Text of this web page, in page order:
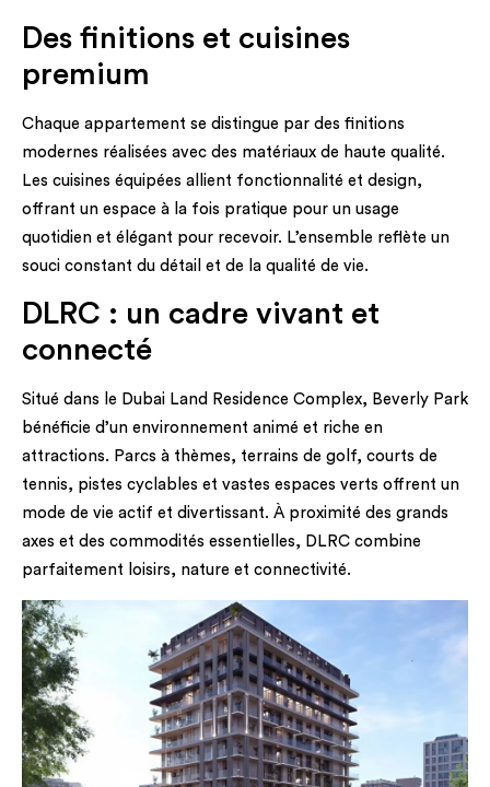
Des finitions et cuisines
premium
Chaque appartement se distingue par des finitions
modernes réalisées avec des matériaux de haute qualité.
Les cuisines équipées allient fonctionnalité et design,
offrant un espace à la fois pratique pour un usage
quotidien et élégant pour recevoir. L’ensemble reflète un
souci constant du détail et de la qualité de vie.
DLRC : un cadre vivant et
connecté
Situé dans le Dubai Land Residence Complex, Beverly Park
bénéficie d’un environnement animé et riche en
attractions. Parcs à thèmes, terrains de golf, courts de
tennis, pistes cyclables et vastes espaces verts offrent un
mode de vie actif et divertissant. À proximité des grands
axes et des commodités essentielles, DLRC combine
parfaitement loisirs, nature et connectivité.